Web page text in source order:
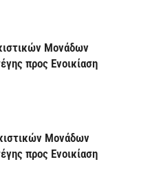
Μονάδων
προς Ενοικίαση
Μονάδων
προς Ενοικίαση